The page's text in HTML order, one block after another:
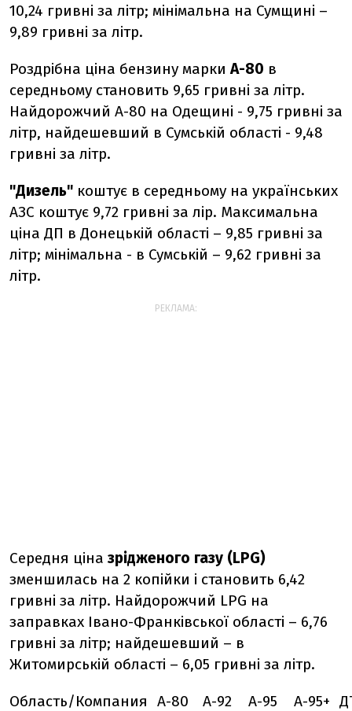
10,24 гривні за літр; мінімальна на Сумщині –
9,89 гривні за літр.
Роздрібна ціна бензину маркиА-80 в
середньому становить 9,65 гривні за літр.
Найдорожчий А-80 на Одещині - 9,75 гривні за
літр, найдешевший в Сумській області - 9,48
гривні за літр.
"Дизель" коштує в середньому на українських
АЗС коштує 9,72 гривні за лір. Максимальна
ціна ДП в Донецькій області – 9,85 гривні за
літр; мінімальна - в Сумській – 9,62 гривні за
літр.
РЕКЛАМА:
Середня ціна зрідженого газу (LPG)
зменшилась на 2 копійки і становить 6,42
гривні за літр. Найдорожчий LPG на
заправках Івано-Франківської області – 6,76
гривні за літр; найдешевший – в
Житомирській області – 6,05 гривні за літр.
Область/Компания А-80 А-92 А-95 А-95+